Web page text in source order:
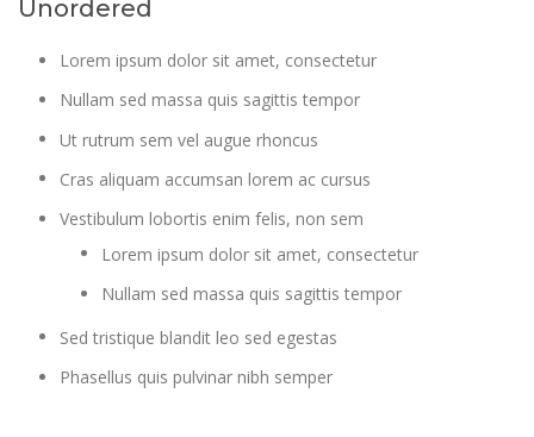
Unordered
Lorem ipsum dolor sit amet, consectetur
Nullam sed massa quis sagittis tempor
Ut rutrum sem vel augue rhoncus
Cras aliquam accumsan lorem ac cursus
Vestibulum lobortis enim felis, non sem
Lorem ipsum dolor sit amet, consectetur
Nullam sed massa quis sagittis tempor
Sed tristique blandit leo sed egestas
Phasellus quis pulvinar nibh semper